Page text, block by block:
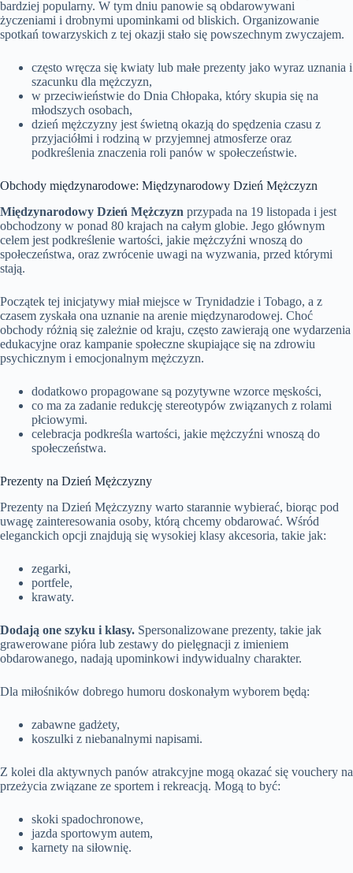
bardziej popularny. W tym dniu panowie są obdarowywani
życzeniami i drobnymi upominkami od bliskich. Organizowanie
spotkań towarzyskich z tej okazji stało się powszechnym zwyczajem.
często wręcza się kwiaty lub małe prezenty jako wyraz uznania i
szacunku dla mężczyzn,
w przeciwieństwie do Dnia Chłopaka, który skupia się na
młodszych osobach,
dzień mężczyzny jest świetną okazją do spędzenia czasu z
przyjaciółmi i rodziną w przyjemnej atmosferze oraz
podkreślenia znaczenia roli panów w społeczeństwie.
Obchody międzynarodowe: Międzynarodowy Dzień Mężczyzn
Międzynarodowy Dzień Mężczyzn przypada na 19 listopada i jest
obchodzony w ponad 80 krajach na całym globie. Jego głównym
celem jest podkreślenie wartości, jakie mężczyźni wnoszą do
społeczeństwa, oraz zwrócenie uwagi na wyzwania, przed którymi
stają.
Początek tej inicjatywy miał miejsce w Trynidadzie i Tobago, a z
czasem zyskała ona uznanie na arenie międzynarodowej. Choć
obchody różnią się zależnie od kraju, często zawierają one wydarzenia
edukacyjne oraz kampanie społeczne skupiające się na zdrowiu
psychicznym i emocjonalnym mężczyzn.
dodatkowo propagowane są pozytywne wzorce męskości,
co ma za zadanie redukcję stereotypów związanych z rolami
płciowymi.
celebracja podkreśla wartości, jakie mężczyźni wnoszą do
społeczeństwa.
Prezenty na Dzień Mężczyzny
Prezenty na Dzień Mężczyzny warto starannie wybierać, biorąc pod
uwagę zainteresowania osoby, którą chcemy obdarować. Wśród
eleganckich opcji znajdują się wysokiej klasy akcesoria, takie jak:
zegarki,
portfele,
krawaty.
Dodają one szyku i klasy. Spersonalizowane prezenty, takie jak
grawerowane pióra lub zestawy do pielęgnacji z imieniem
obdarowanego, nadają upominkowi indywidualny charakter.
Dla miłośników dobrego humoru doskonałym wyborem będą:
zabawne gadżety,
koszulki z niebanalnymi napisami.
Z kolei dla aktywnych panów atrakcyjne mogą okazać się vouchery na
przeżycia związane ze sportem i rekreacją. Mogą to być:
skoki spadochronowe,
jazda sportowym autem,
karnety na siłownię.